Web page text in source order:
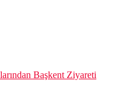
Başkent Ziyareti